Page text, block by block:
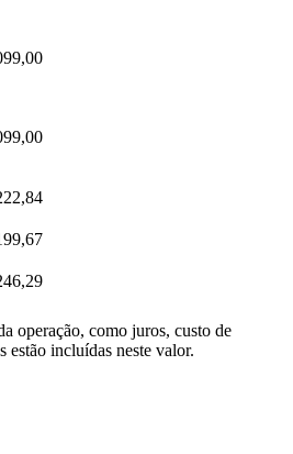
operação, como juros, custo de
estão incluídas neste valor.